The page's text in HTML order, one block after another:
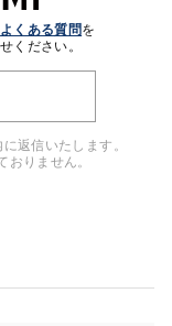
配信について
ス内で使用する
ビスの他の利用
て個人情報を外
密保持について
よくある質問を
ください。
返信いたします。
りません。